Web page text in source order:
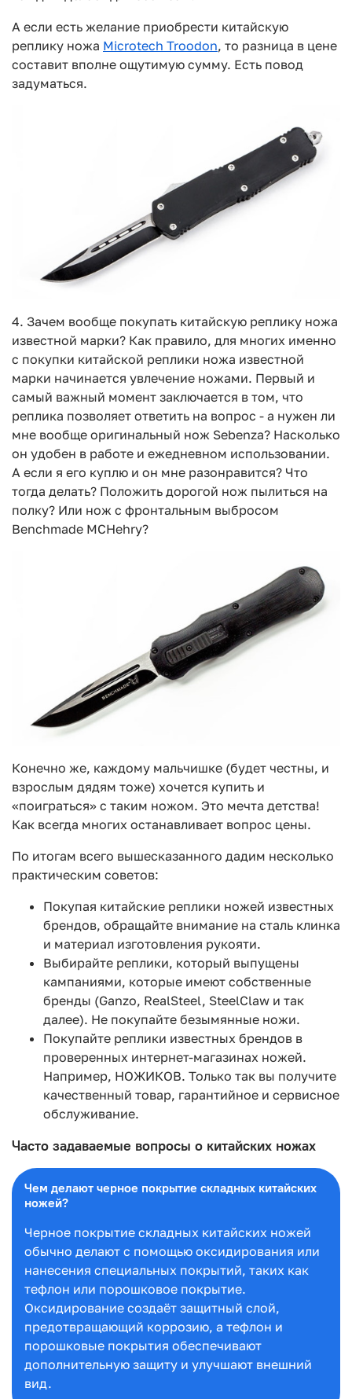
А если есть желание приобрести китайскую
реплику ножа Microtech Troodon, то разница в цене
составит вполне ощутимую сумму. Есть повод
задуматься.
4. Зачем вообще покупать китайскую реплику ножа
известной марки? Как правило, для многих именно
с покупки китайской реплики ножа известной
марки начинается увлечение ножами. Первый и
самый важный момент заключается в том, что
реплика позволяет ответить на вопрос - а нужен ли
мне вообще оригинальный нож Sebenza? Насколько
он удобен в работе и ежедневном использовании.
А если я его куплю и он мне разонравится? Что
тогда делать? Положить дорогой нож пылиться на
полку? Или нож с фронтальным выбросом
Benchmade MCHehry?
Конечно же, каждому мальчишке (будет честны, и
взрослым дядям тоже) хочется купить и
«поиграться» с таким ножом. Это мечта детства!
Как всегда многих останавливает вопрос цены.
По итогам всего вышесказанного дадим несколько
практическим советов:
Покупая китайские реплики ножей известных
брендов, обращайте внимание на сталь клинка
и материал изготовления рукояти.
Выбирайте реплики, который выпущены
кампаниями, которые имеют собственные
бренды (Ganzo, RealSteel, SteelClaw и так
далее). Не покупайте безымянные ножи.
Покупайте реплики известных брендов в
проверенных интернет-магазинах ножей.
Например, НОЖИКОВ. Только так вы получите
качественный товар, гарантийное и сервисное
обслуживание.
Часто задаваемые вопросы о китайских ножах
Чем делают черное покрытие складных китайских
ножей?
Черное покрытие складных китайских ножей
обычно делают с помощью оксидирования или
нанесения специальных покрытий, таких как
тефлон или порошковое покрытие.
Оксидирование создаёт защитный слой,
предотвращающий коррозию, а тефлон и
порошковые покрытия обеспечивают
дополнительную защиту и улучшают внешний
вид.